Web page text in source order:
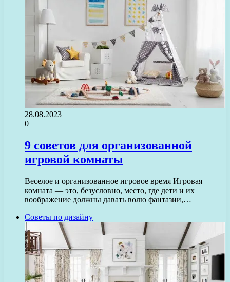
28.08.2023
0
9 советов для организованной
игровой комнаты
Веселое и организованное игровое время Игровая
комната — это, безусловно, место, где дети и их
воображение должны давать волю фантазии,…
Советы по дизайну